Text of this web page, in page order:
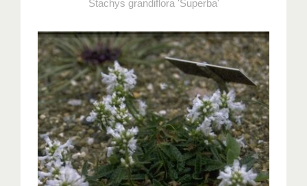
Stachys grandiflora 'Superba'